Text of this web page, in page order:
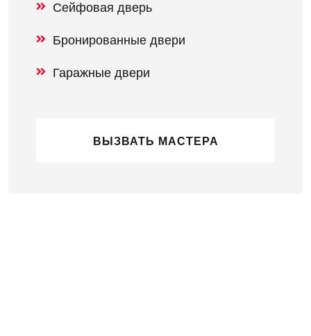
Сейфовая дверь
Бронированные двери
Гаражные двери
ВЫЗВАТЬ МАСТЕРА